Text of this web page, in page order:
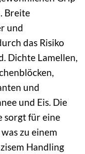
Breite
und
das Risiko
Dichte Lamellen,
und
und Eis. Die
sorgt für eine
zu einem
Handling